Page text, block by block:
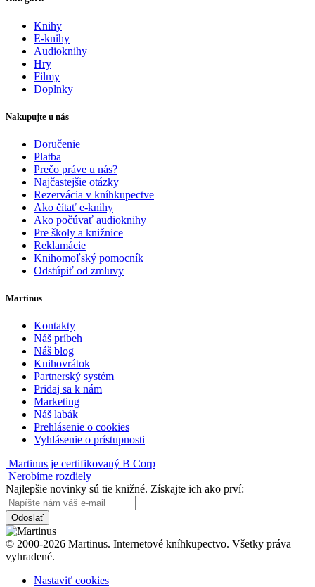
Knihy
E-knihy
Audioknihy
Hry
Filmy
Doplnky
Nakupujte u nás
Doručenie
Platba
Prečo práve u nás?
Najčastejšie otázky
Rezervácia v kníhkupectve
Ako čítať e-knihy
Ako počúvať audioknihy
Pre školy a knižnice
Reklamácie
Knihomoľský pomocník
Odstúpiť od zmluvy
Martinus
Kontakty
Náš príbeh
Náš blog
Knihovrátok
Partnerský systém
Pridaj sa k nám
Marketing
Náš labák
Prehlásenie o cookies
Vyhlásenie o prístupnosti
Martinus je certifikovaný B Corp
Nerobíme rozdiely
Najlepšie novinky sú tie knižné. Získajte ich ako prví:
Odoslať
© 2000-2026 Martinus. Internetové kníhkupectvo. Všetky práva
vyhradené.
Nastaviť cookies